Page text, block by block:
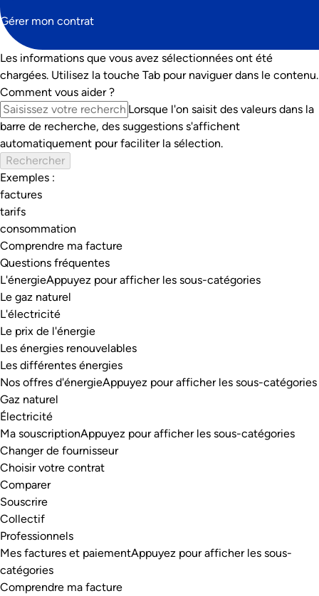
Gérer mon contrat
Les informations que vous avez sélectionnées ont été
chargées. Utilisez la touche Tab pour naviguer dans le contenu.
Comment vous aider ?
Lorsque l'on saisit des valeurs dans la
barre de recherche, des suggestions s'affichent
automatiquement pour faciliter la sélection.
Exemples :
factures
tarifs
consommation
Comprendre ma facture
Questions fréquentes
L'énergieAppuyez pour afficher les sous-catégories
Le gaz naturel
L'électricité
Le prix de l'énergie
Les énergies renouvelables
Les différentes énergies
Nos offres d'énergieAppuyez pour afficher les sous-catégories
Gaz naturel
Électricité
Ma souscriptionAppuyez pour afficher les sous-catégories
Changer de fournisseur
Choisir votre contrat
Comparer
Souscrire
Collectif
Professionnels
Mes factures et paiementAppuyez pour afficher les sous-
catégories
Comprendre ma facture